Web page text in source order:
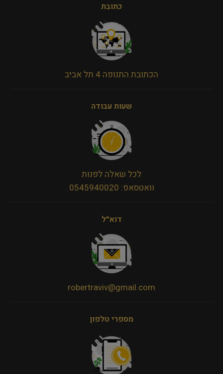
כתובת
הכתובת התנופה 4 תל אביב
שעות עבודה
לכל שאלה לפנות
וואטסאפ: 0545940020
דוא״ל
robertraviv@gmail.com
מספרי טלפון